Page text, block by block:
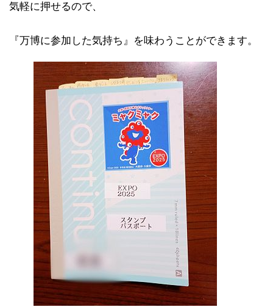
気軽に押せるので、
『万博に参加した気持ち』を味わうことができます。